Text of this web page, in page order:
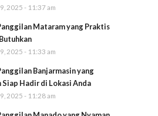
2025 - 11:37 am
Mataram yang Praktis
2025 - 11:33 am
Banjarmasin yang
Siap Hadir di Lokasi Anda
2025 - 11:28 am